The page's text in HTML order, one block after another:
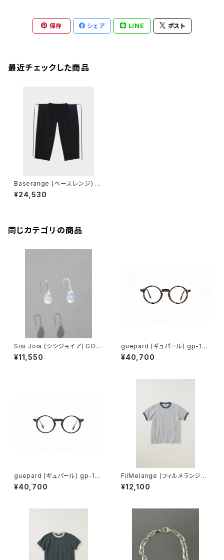
保存 シェア LINE ポスト
最近チェックした商品
Baserange (ベースレンジ) D
ECTI PANTS (BLACK)
¥24,530
同じカテゴリの商品
Sisi Joia (シシジョイア) GOT
A Mini earrings (Opaline w
hite)
¥11,550
guepard (ギュパール) gp-11
ecaille (clear lens) メガネ
¥40,700
guepard (ギュパール) gp-11
noir cristal (clear lens) メガ
ネ
¥40,700
FilMelange (フィルメランジェ)
EMMA / エマ VINTAGE TENJ
IKU (champione melange)
¥12,100